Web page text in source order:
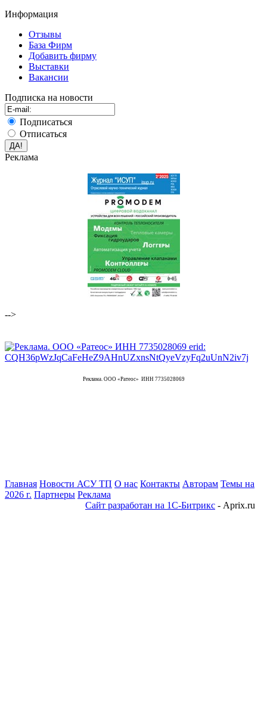
Информация
Отзывы
База Фирм
Добавить фирму
Выставки
Вакансии
Подписка на новости
Подписаться
Отписаться
Реклама
-->
Реклама. ООО «Ратеос» ИНН 7735028069
Главная Новости АСУ ТП О нас Контакты Авторам Темы на
2026 г. Партнеры Реклама
Сайт разработан на 1С-Битрикс - Aprix.ru